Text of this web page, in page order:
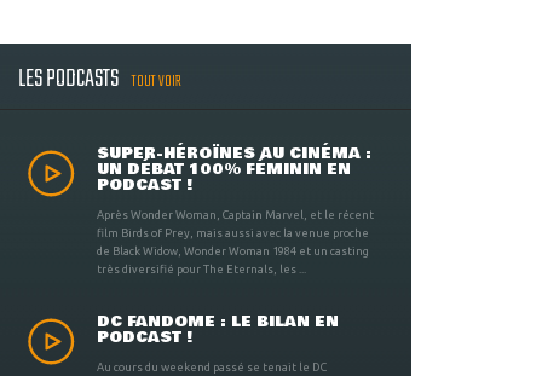
LES PODCASTS TOUT VOIR
SUPER-HÉROÏNES AU CINÉMA :
UN DÉBAT 100% FÉMININ EN
PODCAST !
Après Wonder Woman, Captain Marvel, et le récent
film Birds of Prey, mais aussi avec la venue proche
de Black Widow, Wonder Woman 1984 et un casting
très diversifié pour The Eternals, les ...
DC FANDOME : LE BILAN EN
PODCAST !
Au cours du weekend passé se tenait le DC